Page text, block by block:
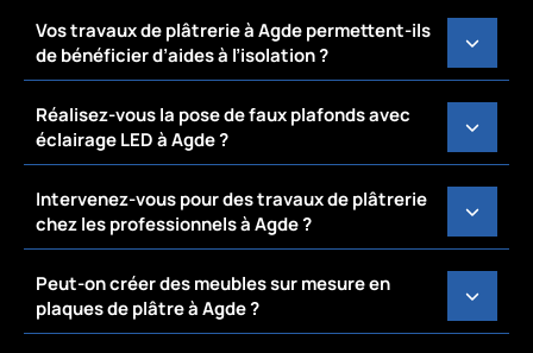
Vos travaux de plâtrerie à Agde permettent-ils
de bénéficier d’aides à l’isolation ?
Réalisez-vous la pose de faux plafonds avec
éclairage LED à Agde ?
Intervenez-vous pour des travaux de plâtrerie
chez les professionnels à Agde ?
Peut-on créer des meubles sur mesure en
plaques de plâtre à Agde ?